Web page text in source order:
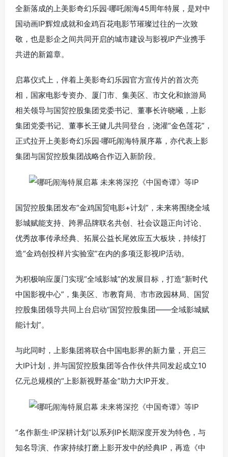
全新落成的上美影奇幻乐园·哪吒闹海45周年特展，是对中
国动画IP辉煌成就和金鸡百花电影节璀璨过往的一次致
敬，也是影企之间共同开启的城市建设与影视IP产业携手
共进的新篇章。
启幕仪式上，伴着上美影奇幻乐园官方宣传片的首次亮
相，国家电影专资办、厦门市、集美区、市文化和旅游局
相关领导与国贸控股集团党委书记、董事长许晓曦，上影
集团党委书记、董事长王健儿共同登台，浇灌“金色莲花”，
正式拉开上美影奇幻乐园·哪吒闹海特展序幕，亦代表上影
集团与国贸控股集团战略合作迈入新阶段。
国贸控股集团发布“金鸡国贸电影+计划”，未来将围绕全域
影城赋能支持、跨界品牌联名共创、社会议题正向讨论、
优秀故事传承经典、拓展公益长尾效应五大板块，持续打
造“金鸡创投样片实验室”在内的多项泛影视IP活动。
为积极响应厦门实现“全域影城”的发展目标，打造“新时代
中国影视中心”，集美区、市教育局、市市政园林局、国贸
控股集团领导共同上台启动“国贸控股集团——全域影城赋
能计划”。
与此同时，上影集团将联合中国电影界的新力量，开启三
大IP计划，并与国贸控股集团等合作伙伴共同发起成立10
亿元总规模的“上影新视野基金”助力大IP开发。
“名作新生·IP深耕计划”以系列IP长期深度开发为特色，与
知名导演、作家持续打磨上影开发中的经典IP，再造《中